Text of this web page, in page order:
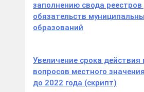
заполнению свода
обязательств
образований
Увеличение срока
вопросов местного
до 2022 года (скрипт)